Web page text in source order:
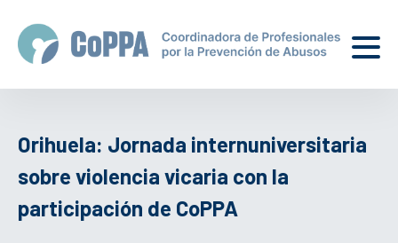
Orihuela: Jornada internuniversitaria
sobre violencia vicaria con la
participación de CoPPA